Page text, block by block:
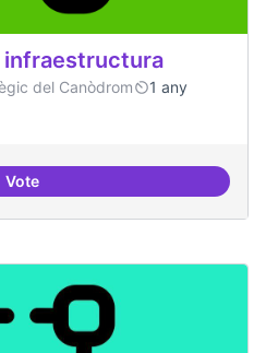
del Canòdrom
1 any
VotePilot guifinet com